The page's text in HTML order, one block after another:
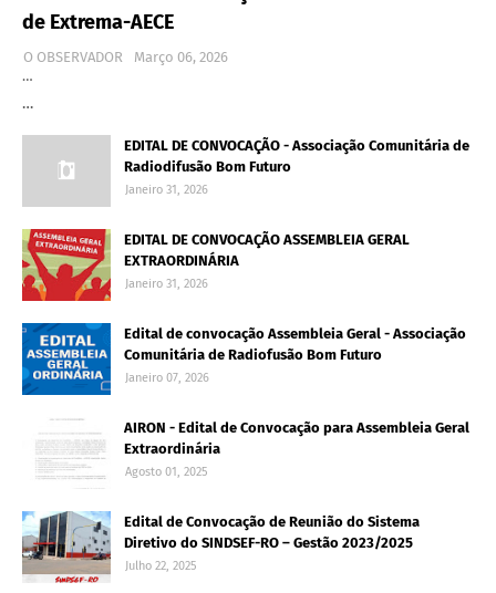
de Extrema-AECE
O OBSERVADOR
Março 06, 2026
…
…
EDITAL DE CONVOCAÇÃO - Associação Comunitária de
Radiodifusão Bom Futuro
Janeiro 31, 2026
EDITAL DE CONVOCAÇÃO ASSEMBLEIA GERAL
EXTRAORDINÁRIA
Janeiro 31, 2026
Edital de convocação Assembleia Geral - Associação
Comunitária de Radiofusão Bom Futuro
Janeiro 07, 2026
AIRON - Edital de Convocação para Assembleia Geral
Extraordinária
Agosto 01, 2025
Edital de Convocação de Reunião do Sistema
Diretivo do SINDSEF-RO – Gestão 2023/2025
Julho 22, 2025